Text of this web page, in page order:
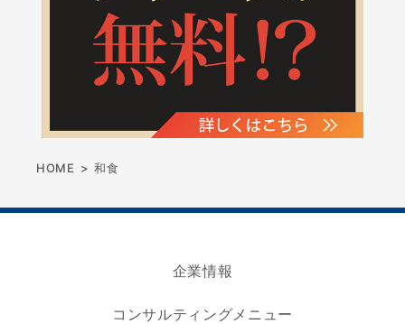
HOME > 和食
企業情報
コンサルティングメニュー